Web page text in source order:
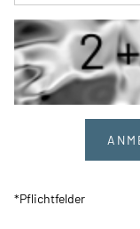
*Pflichtfelder